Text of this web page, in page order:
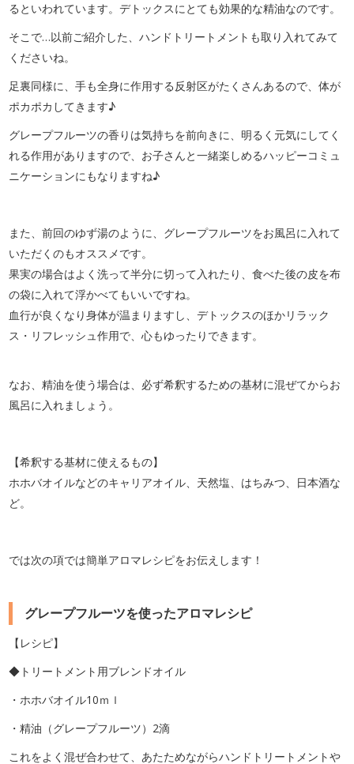
るといわれています。デトックスにとても効果的な精油なのです。
そこで…以前ご紹介した、ハンドトリートメントも取り入れてみて
くださいね。
足裏同様に、手も全身に作用する反射区がたくさんあるので、体が
ポカポカしてきます♪
グレープフルーツの香りは気持ちを前向きに、明るく元気にしてく
れる作用がありますので、お子さんと一緒楽しめるハッピーコミュ
ニケーションにもなりますね♪
また、前回のゆず湯のように、グレープフルーツをお風呂に入れて
いただくのもオススメです。
果実の場合はよく洗って半分に切って入れたり、食べた後の皮を布
の袋に入れて浮かべてもいいですね。
血行が良くなり身体が温まりますし、デトックスのほかリラック
ス・リフレッシュ作用で、心もゆったりできます。
なお、精油を使う場合は、必ず希釈するための基材に混ぜてからお
風呂に入れましょう。
【希釈する基材に使えるもの】
ホホバオイルなどのキャリアオイル、天然塩、はちみつ、日本酒な
ど。
では次の項では簡単アロマレシピをお伝えします！
グレープフルーツを使ったアロマレシピ
【レシピ】
◆トリートメント用ブレンドオイル
・ホホバオイル10ｍｌ
・精油（グレープフルーツ）2滴
これをよく混ぜ合わせて、あたためながらハンドトリートメントや